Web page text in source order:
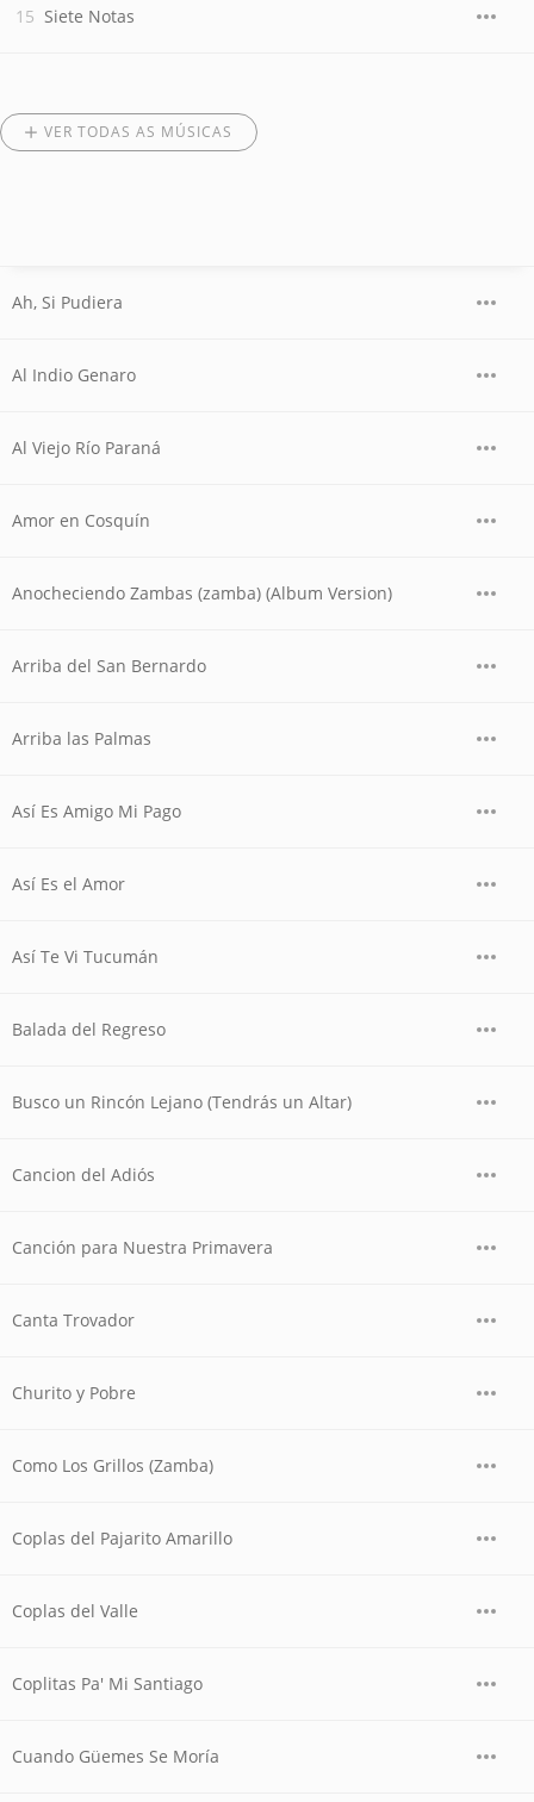
Siete Notas
VER TODAS AS MÚSICAS
Ah, Si Pudiera
Al Indio Genaro
Al Viejo Río Paraná
Amor en Cosquín
Anocheciendo Zambas (zamba) (Album Version)
Arriba del San Bernardo
Arriba las Palmas
Así Es Amigo Mi Pago
Así Es el Amor
Así Te Vi Tucumán
Balada del Regreso
Busco un Rincón Lejano (Tendrás un Altar)
Cancion del Adiós
Canción para Nuestra Primavera
Canta Trovador
Churito y Pobre
Como Los Grillos (Zamba)
Coplas del Pajarito Amarillo
Coplas del Valle
Coplitas Pa' Mi Santiago
Cuando Güemes Se Moría